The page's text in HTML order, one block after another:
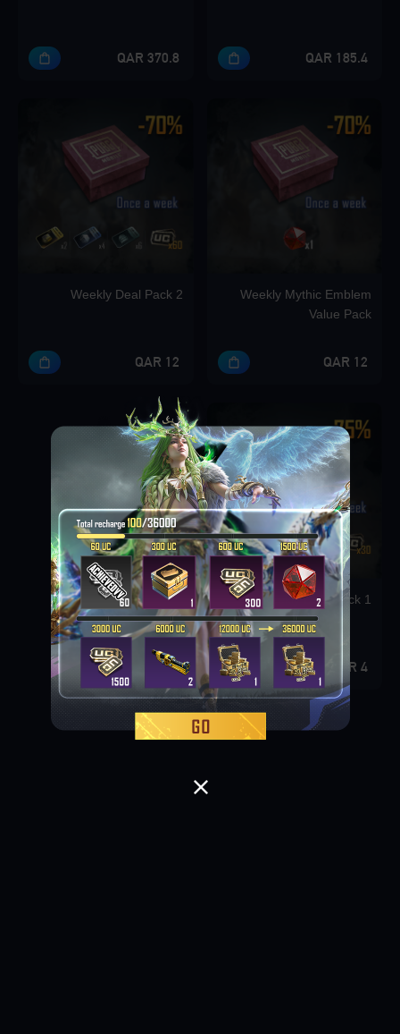
185.4 QAR
370.8 QAR
Weekly Mythic Emblem
Value Pack
12 QAR
Weekly Deal Pack 2
12 QAR
Weekly Deal Pack 1
4 QAR